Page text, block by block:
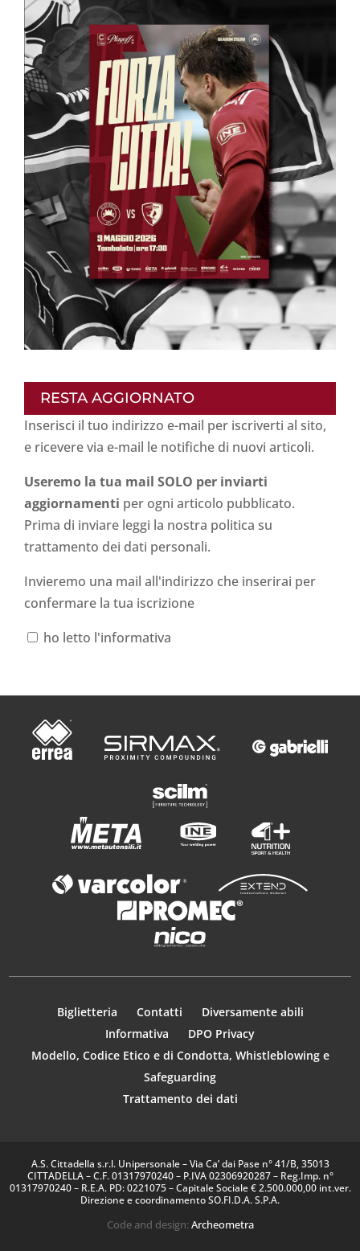
RESTA AGGIORNATO
Inserisci il tuo indirizzo e-mail per iscriverti al sito,
e ricevere via e-mail le notifiche di nuovi articoli.
Useremo la tua mail SOLO per inviarti
aggiornamenti per ogni articolo pubblicato.
Prima di inviare leggi la nostra politica su
trattamento dei dati personali.
Invieremo una mail all'indirizzo che inserirai per
confermare la tua iscrizione
ho letto l'informativa
Biglietteria Contatti
Diversamente abili
Informativa
DPO Privacy
Modello, Codice Etico e di Condotta, Whistleblowing e
Safeguarding
Trattamento dei dati
A.S. Cittadella s.r.l. Unipersonale – Via Ca’ dai Pase n° 41/B, 35013
CITTADELLA – C.F. 01317970240 – P.IVA 02306920287 – Reg.Imp. n°
01317970240 – R.E.A. PD: 0221075 – Capitale Sociale € 2.500.000,00 int.ver.
Direzione e coordinamento SO.FI.D.A. S.P.A.
Code and design:Archeometra